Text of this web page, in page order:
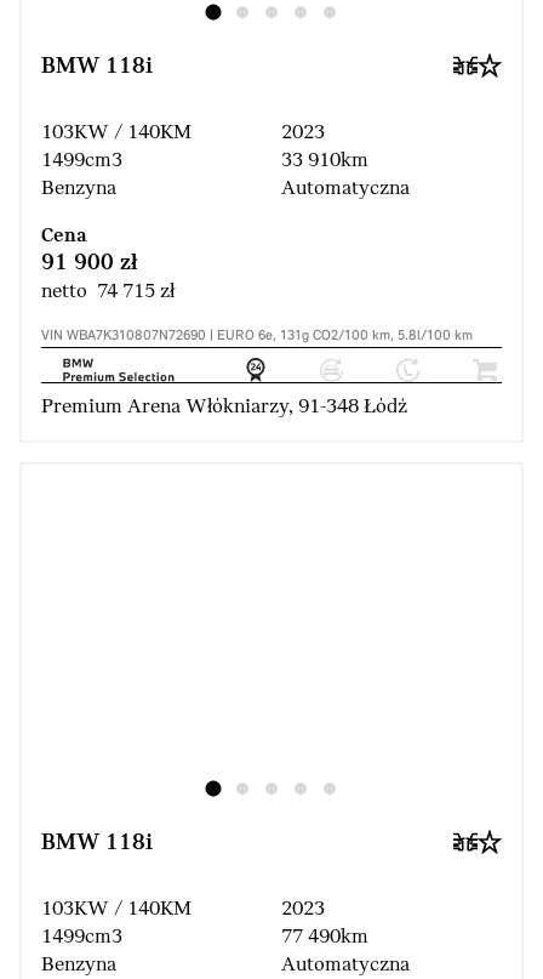
BMW 118i
103KW / 140KM
1499cm3
Benzyna
2023
33 910km
Automatyczna
Cena
91 900 zł
netto 74 715 zł
VIN WBA7K310807N72690 | EURO 6e, 131g CO2/100 km, 5.8l/100 km
Premium Arena Włókniarzy, 91-348 Łódź
BMW 118i
103KW / 140KM
1499cm3
Benzyna
2023
77 490km
Automatyczna